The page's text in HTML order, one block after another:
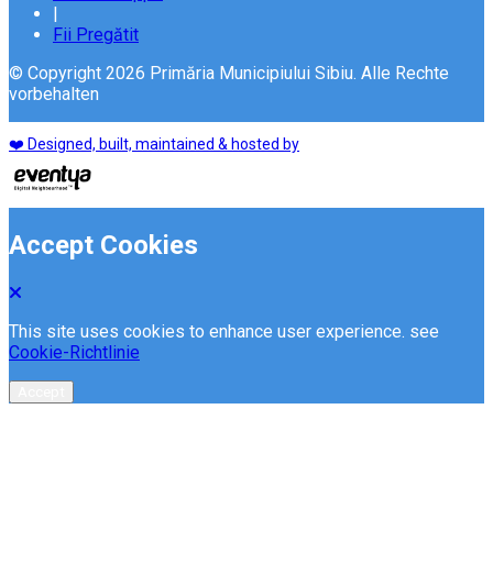
Fii Pregătit
© Copyright 2026 Primăria Municipiului Sibiu. Alle Rechte
vorbehalten
❤️ Designed, built, maintained & hosted by
Accept Cookies
This site uses cookies to enhance user experience. see
Cookie-Richtlinie